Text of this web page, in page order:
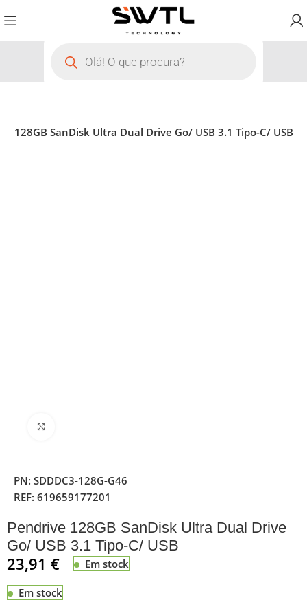
128GB SanDisk Ultra Dual Drive Go/ USB 3.1 Tipo-C/ USB
PN:SDDDC3-128G-G46
REF:619659177201
Pendrive 128GB SanDisk Ultra Dual Drive
Go/ USB 3.1 Tipo-C/ USB
23,91€ Em stock
Em stock